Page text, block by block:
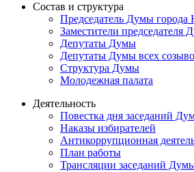
Состав и структура
Председатель Думы города
Заместители председателя
Депутаты Думы
Депутаты Думы всех
Структура Думы
Молодежная палата
Деятельность
Повестка дня заседаний
Наказы избирателей
Антикоррупционная
План работы
Трансляции заседаний